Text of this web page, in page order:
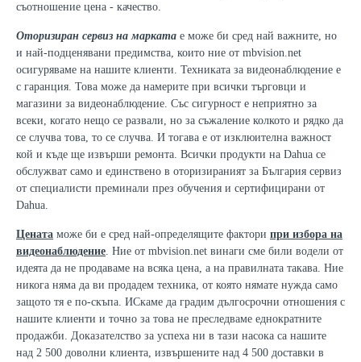
съотношение цена - качество.
Оторизиран сервиз на марката е може би сред най важните, но
и най-подценявани предимства, които ние от mbvision.net
осигуряваме на нашите клиенти. Техниката за видеонаблюдение е
с гаранция. Това може да намерите при всички търговци и
магазини за видеонаблюдение. Със сигурност е неприятно за
всеки, когато нещо се развали, но за съжаление колкото и рядко да
се случва това, то се случва. И тогава е от изклюителна важност
кой и къде ще извърши ремонта. Всички продукти на Dahua се
обслужват само и единствено в оторизираният за България сервиз
от специалисти преминали през обучения и сертифицирани от
Dahua.
Цената може би е сред най-определящите фактори при избора на
видеонаблюдение. Ние от mbvision.net винаги сме били водели от
идеята да не продаваме на всяка цена, а на правилната такава. Ние
никога няма да ви продадем техника, от която нямате нужда само
защото тя е по-скъпа. ИСкаме да градим дългосрочни отношения с
нашите клиенти и точно за това не преследваме еднократните
продажби. Доказателство за успеха ни в тази насока са нашите
над 2 500 доволни клиента, извършените над 4 500 доставки в